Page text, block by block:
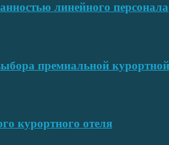
линейного персонала
премиальной
курортного отеля